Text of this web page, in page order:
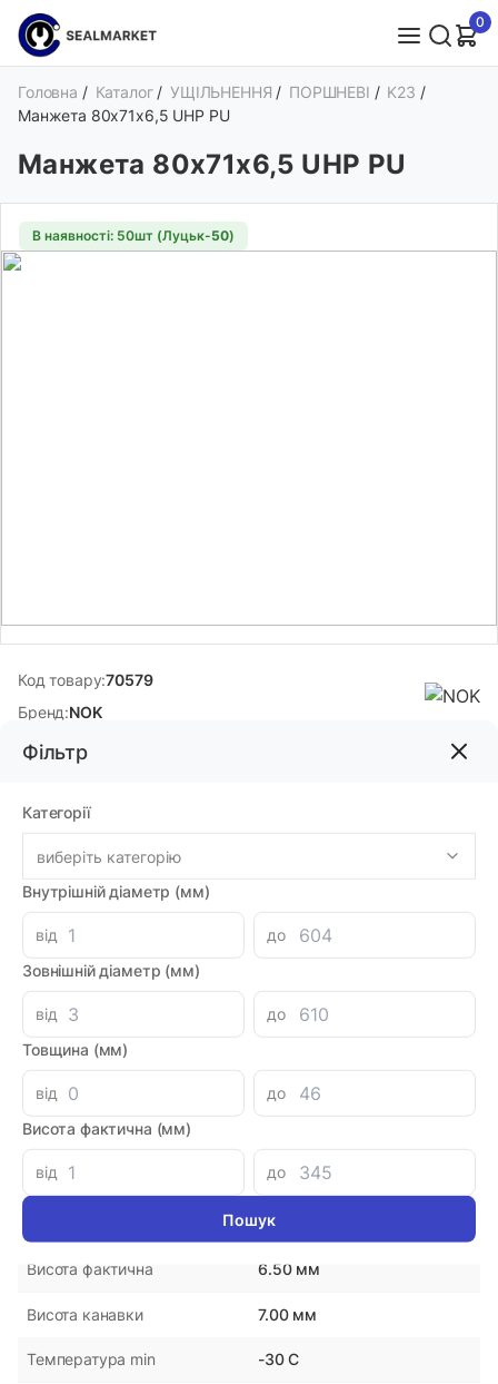
0
Фільтр
Категорії
виберіть категорію
Внутрішній діаметр (мм)
від
до
Зовнішній діаметр (мм)
від
до
Товщина (мм)
від
до
Висота фактична (мм)
від до
Головна / Каталог /УЩІЛЬНЕННЯ / ПОРШНЕВІ / K23 /
Манжета 80х71х6,5 UHP PU
Манжета 80х71х6,5 UHP PU
В наявності: 50шт (Луцьк-50)
Код товару:70579
Бренд:NOK
168.00грн
- +
Знайшли дешевше?
154.00 при замовленні на загальну сумму 1000 грн.
Параметри
Виробник NOK
Країна-виробник
Внутрішній діаметр 71.00 мм
80.00 мм
Висота фактична 6.50 мм
Висота канавки 7.00 мм
Температура min -30 С